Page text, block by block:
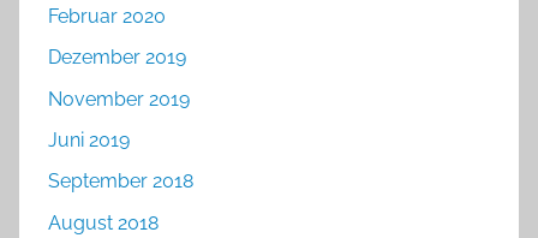
Februar 2020
Dezember 2019
November 2019
Juni 2019
September 2018
August 2018